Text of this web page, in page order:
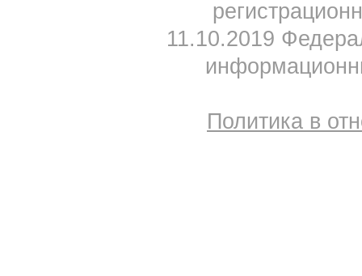
11.10.2019
Политика в